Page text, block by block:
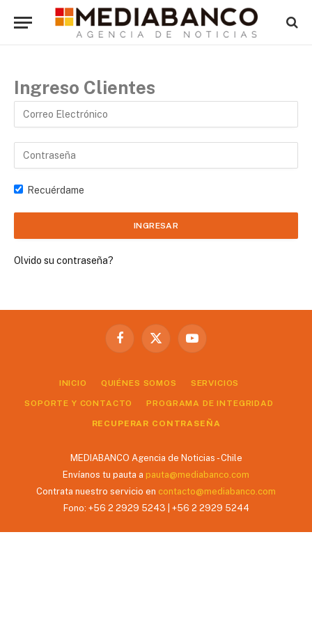
Ingreso Clientes
Recuérdame
Olvido su contraseña?
Facebook
X
YouTube
INICIO QUIÉNES SOMOS SERVICIOS
SOPORTE Y CONTACTO PROGRAMA DE INTEGRIDAD
RECUPERAR CONTRASEÑA
MEDIABANCO Agencia de Noticias - Chile
Envíanos tu pauta a pauta@mediabanco.com
Contrata nuestro servicio en contacto@mediabanco.com
Fono: +56 2 2929 5243 | +56 2 2929 5244